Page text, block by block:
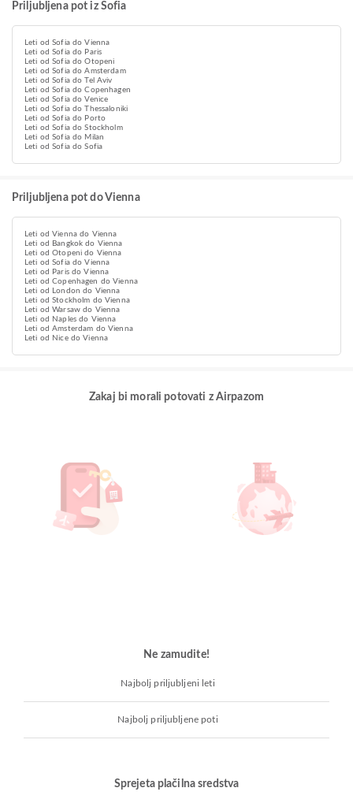
Priljubljena pot iz Sofia
Leti od Sofia do Vienna
Leti od Sofia do Paris
Leti od Sofia do Otopeni
Leti od Sofia do Amsterdam
Leti od Sofia do Tel Aviv
Leti od Sofia do Copenhagen
Leti od Sofia do Venice
Leti od Sofia do Thessaloniki
Leti od Sofia do Porto
Leti od Sofia do Stockholm
Leti od Sofia do Milan
Leti od Sofia do Sofia
Priljubljena pot do Vienna
Leti od Vienna do Vienna
Leti od Bangkok do Vienna
Leti od Otopeni do Vienna
Leti od Sofia do Vienna
Leti od Paris do Vienna
Leti od Copenhagen do Vienna
Leti od London do Vienna
Leti od Stockholm do Vienna
Leti od Warsaw do Vienna
Leti od Naples do Vienna
Leti od Amsterdam do Vienna
Leti od Nice do Vienna
Zakaj bi morali potovati z Airpazom
Ne zamudite!
Najbolj priljubljeni leti
Najbolj priljubljene poti
Sprejeta plačilna sredstva